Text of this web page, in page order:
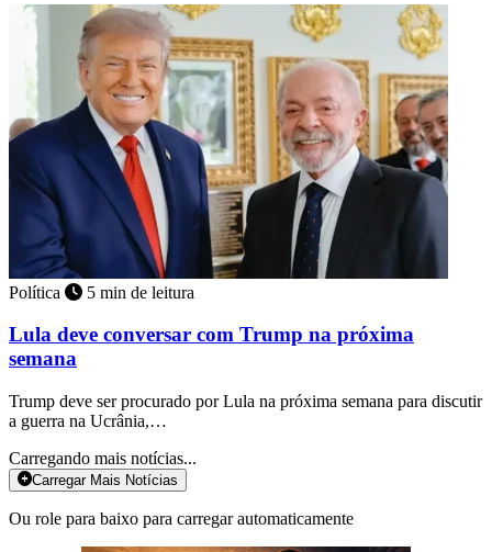
Política 5 min de leitura
Lula deve conversar com Trump na próxima
semana
Trump deve ser procurado por Lula na próxima semana para discutir
a guerra na Ucrânia,…
Carregando mais notícias...
Carregar Mais Notícias
Ou role para baixo para carregar automaticamente